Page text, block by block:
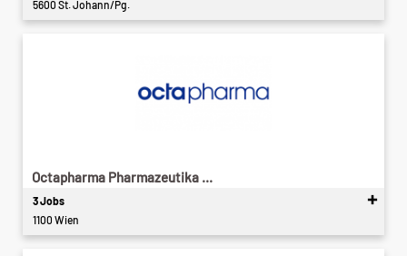
5600 St. Johann/Pg.
Octapharma Pharmazeutika ...
3 Jobs
1100 Wien